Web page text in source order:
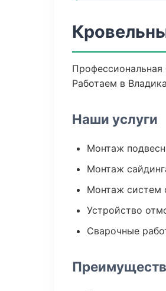
Профессиональная
Работаем в
Наши услуги
Монтаж
Монтаж
Монтаж систем
Устройство
Сварочные